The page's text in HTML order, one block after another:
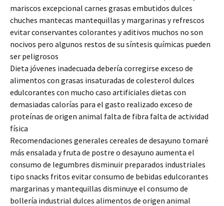
mariscos excepcional carnes grasas embutidos dulces
chuches mantecas mantequillas y margarinas y refrescos
evitar conservantes colorantes y aditivos muchos no son
nocivos pero algunos restos de su síntesis químicas pueden
ser peligrosos
Dieta jóvenes inadecuada debería corregirse exceso de
alimentos con grasas insaturadas de colesterol dulces
edulcorantes con mucho caso artificiales dietas con
demasiadas calorías para el gasto realizado exceso de
proteínas de origen animal falta de fibra falta de actividad
física
Recomendaciones generales cereales de desayuno tomaré
más ensalada y fruta de postre o desayuno aumenta el
consumo de legumbres disminuir preparados industriales
tipo snacks fritos evitar consumo de bebidas edulcorantes
margarinas y mantequillas disminuye el consumo de
bollería industrial dulces alimentos de origen animal